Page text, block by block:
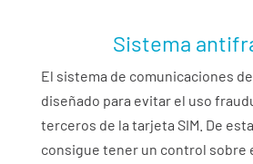
Sistema
El sistema de comunicaciones de
diseñado para evitar el uso
terceros de la tarjeta SIM. De
consigue tener un control sobre